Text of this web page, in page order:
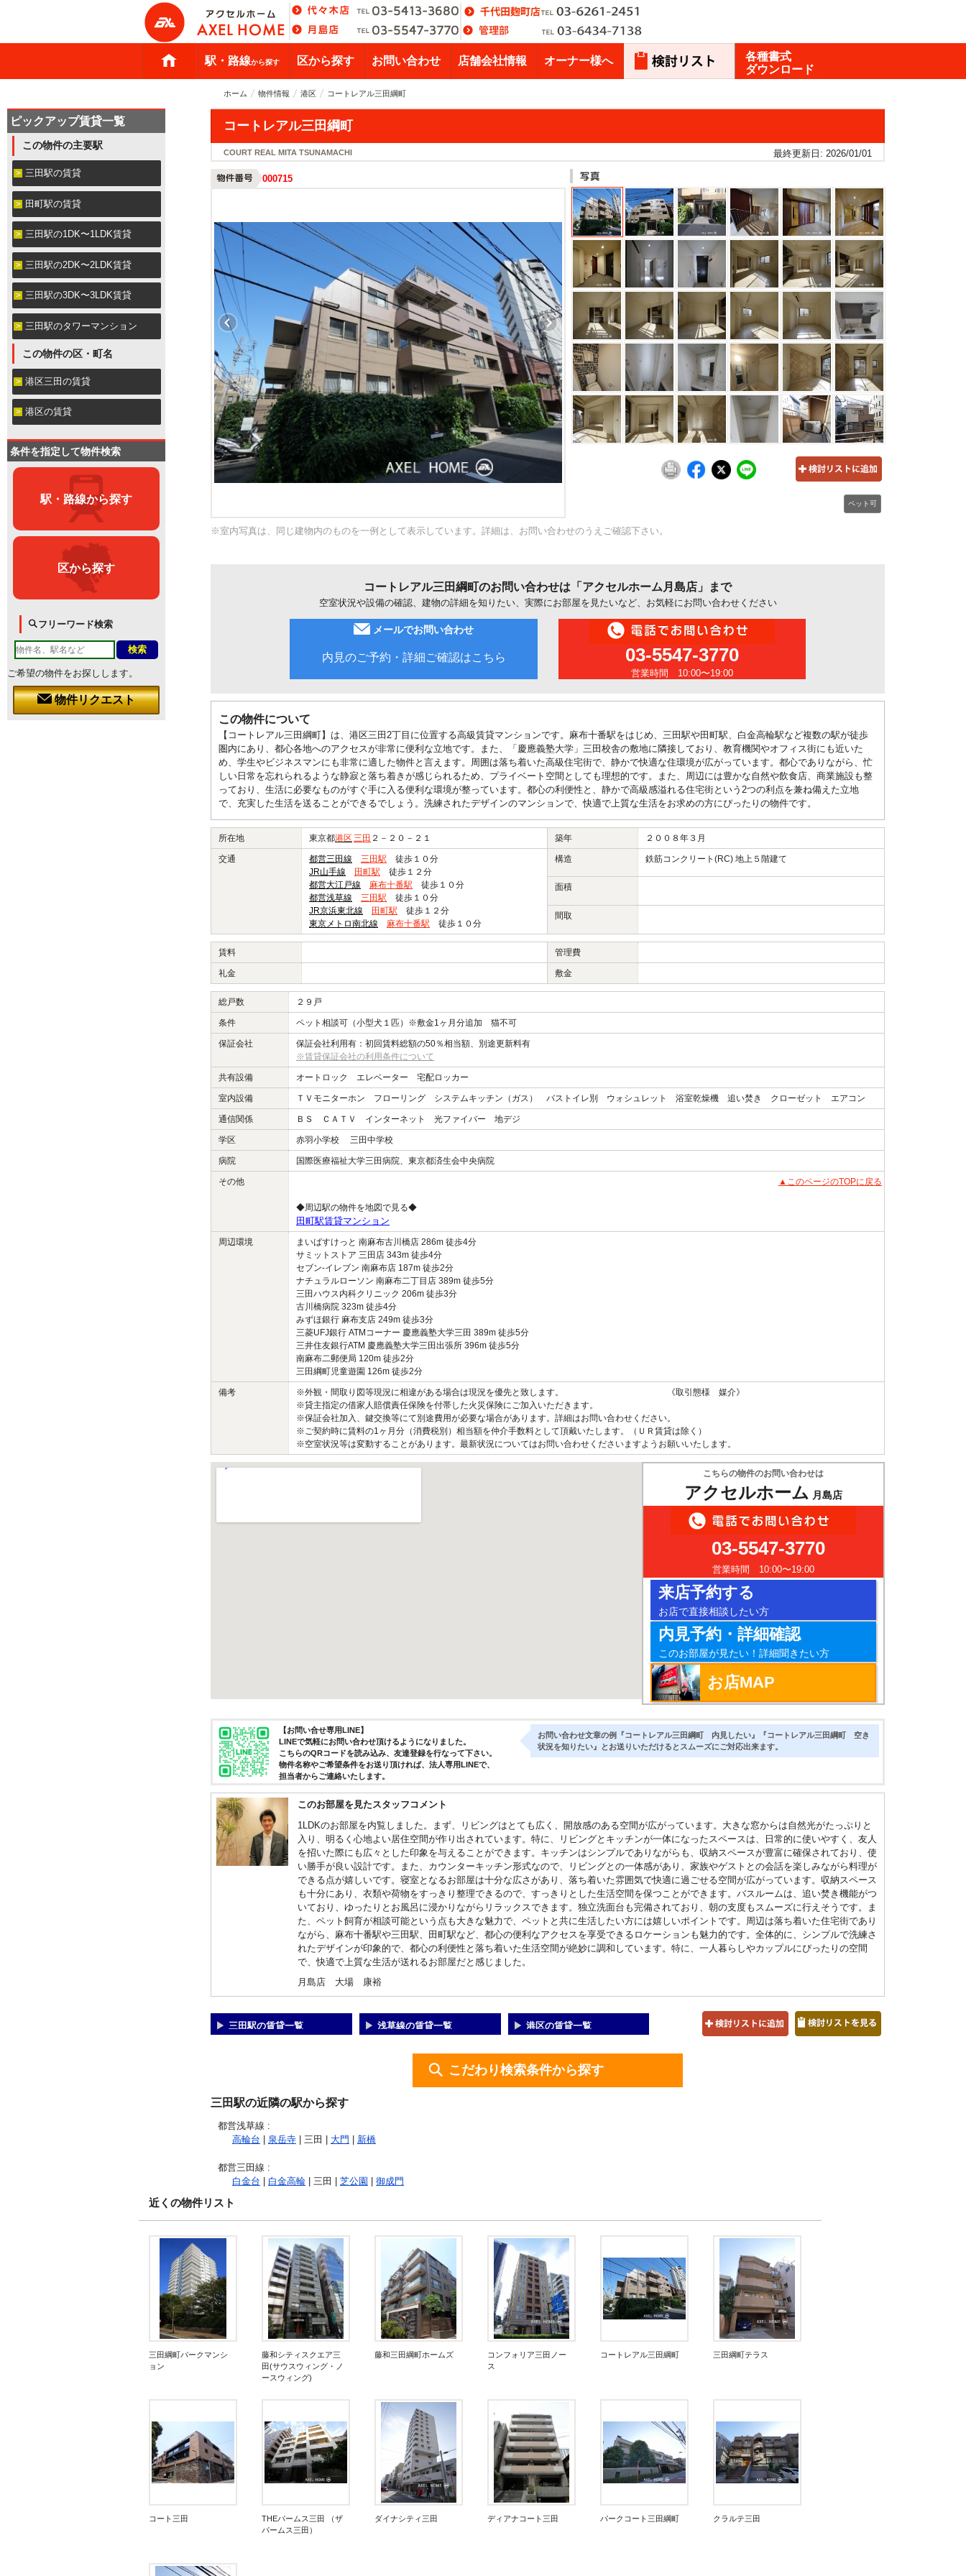
駅・路線から探す 区から探す お問い合わせ 店舗会社情報 オーナー様へ
各種書式
ダウンロード
ホーム 物件情報 港区 コートレアル三田綱町
コートレアル三田綱町
COURT REAL MITA TSUNAMACHI 最終更新日: 2026/01/01
000715
ペット可
※室内写真は、同じ建物内のものを一例として表示しています。詳細は、お問い合わせのうえご確認下さい。
コートレアル三田綱町のお問い合わせは「アクセルホーム月島店」まで
空室状況や設備の確認、建物の詳細を知りたい、実際にお部屋を見たいなど、お気軽にお問い合わせください
メールでお問い合わせ
内見のご予約・詳細ご確認はこちら 03-5547-3770
営業時間 10:00〜19:00
この物件について
【コートレアル三田綱町】は、港区三田2丁目に位置する高級賃貸マンションです。麻布十番駅をはじめ、三田駅や田町駅、白金高輪駅など複数の駅が徒歩
圏内にあり、都心各地へのアクセスが非常に便利な立地です。また、「慶應義塾大学」三田校舎の敷地に隣接しており、教育機関やオフィス街にも近いた
め、学生やビジネスマンにも非常に適した物件と言えます。周囲は落ち着いた高級住宅街で、静かで快適な住環境が広がっています。都心でありながら、忙
しい日常を忘れられるような静寂と落ち着きが感じられるため、プライベート空間としても理想的です。また、周辺には豊かな自然や飲食店、商業施設も整
っており、生活に必要なものがすぐ手に入る便利な環境が整っています。都心の利便性と、静かで高級感溢れる住宅街という2つの利点を兼ね備えた立地
で、充実した生活を送ることができるでしょう。洗練されたデザインのマンションで、快適で上質な生活をお求めの方にぴったりの物件です。
所在地 東京都港区 三田 ２－２０－２１ 築年 ２００８年３月
交通 都営三田線 三田駅 徒歩１０分
JR山手線
田町駅 徒歩１２分
都営大江戸線
麻布十番駅 徒歩１０分
都営浅草線
三田駅 徒歩１０分
JR京浜東北線
田町駅 徒歩１２分
東京メトロ南北線
麻布十番駅 徒歩１０分
構造 鉄筋コンクリート(RC) 地上５階建て
面積
間取
賃料 管理費
礼金 敷金
総戸数 ２９戸
条件 ペット相談可（小型犬１匹）※敷金1ヶ月分追加 猫不可
保証会社
保証会社利用有：初回賃料総額の50％相当額、別途更新料有
※賃貸保証会社の利用条件について
共有設備 オートロック エレベーター 宅配ロッカー
室内設備 ＴＶモニターホン フローリング システムキッチン（ガス） バストイレ別 ウォシュレット 浴室乾燥機 追い焚き クローゼット エアコン
通信関係 ＢＳ ＣＡＴＶ インターネット 光ファイバー 地デジ
学区 赤羽小学校 三田中学校
病院 国際医療福祉大学三田病院、東京都済生会中央病院
その他 ▲このページのTOPに戻る
◆周辺駅の物件を地図で見る◆
田町駅賃貸マンション
周辺環境
まいばすけっと 南麻布古川橋店 286m 徒歩4分
サミットストア 三田店 343m 徒歩4分
セブン-イレブン 南麻布店 187m 徒歩2分
ナチュラルローソン 南麻布二丁目店 389m 徒歩5分
三田ハウス内科クリニック 206m 徒歩3分
古川橋病院 323m 徒歩4分
みずほ銀行 麻布支店 249m 徒歩3分
三菱UFJ銀行 ATMコーナー 慶應義塾大学三田 389m 徒歩5分
三井住友銀行ATM 慶應義塾大学三田出張所 396m 徒歩5分
南麻布二郵便局 120m 徒歩2分
三田綱町児童遊園 126m 徒歩2分
備考
※外観・間取り図等現況に相違がある場合は現況を優先と致します。 《取引態様 媒介》
※貸主指定の借家人賠償責任保険を付帯した火災保険にご加入いただきます。
※保証会社加入、鍵交換等にて別途費用が必要な場合があります。詳細はお問い合わせください。
※ご契約時に賃料の1ヶ月分（消費税別）相当額を仲介手数料として頂戴いたします。（ＵＲ賃貸は除く）
※空室状況等は変動することがあります。最新状況についてはお問い合わせくださいますようお願いいたします。
こちらの物件のお問い合わせは
アクセルホーム 月島店
03-5547-3770
営業時間 10:00〜19:00
来店予約する
お店で直接相談したい方
内見予約・詳細確認
このお部屋が見たい！詳細聞きたい方
お店MAP
【お問い合せ専用LINE】
LINEで気軽にお問い合わせ頂けるようになりました。
こちらのQRコードを読み込み、友達登録を行なって下さい。
物件名称やご希望条件をお送り頂ければ、法人専用LINEで、
担当者からご連絡いたします。
お問い合わせ文章の例『コートレアル三田綱町 内見したい』『コートレアル三田綱町 空き
状況を知りたい』とお送りいただけるとスムーズにご対応出来ます。
このお部屋を見たスタッフコメント
1LDKのお部屋を内覧しました。まず、リビングはとても広く、開放感のある空間が広がっています。大きな窓からは自然光がたっぷりと
入り、明るく心地よい居住空間が作り出されています。特に、リビングとキッチンが一体になったスペースは、日常的に使いやすく、友人
を招いた際にも広々とした印象を与えることができます。キッチンはシンプルでありながらも、収納スペースが豊富に確保されており、使
い勝手が良い設計です。また、カウンターキッチン形式なので、リビングとの一体感があり、家族やゲストとの会話を楽しみながら料理が
できる点が嬉しいです。寝室となるお部屋は十分な広さがあり、落ち着いた雰囲気で快適に過ごせる空間が広がっています。収納スペース
も十分にあり、衣類や荷物をすっきり整理できるので、すっきりとした生活空間を保つことができます。バスルームは、追い焚き機能がつ
いており、ゆったりとお風呂に浸かりながらリラックスできます。独立洗面台も完備されており、朝の支度もスムーズに行えそうです。ま
た、ペット飼育が相談可能という点も大きな魅力で、ペットと共に生活したい方には嬉しいポイントです。周辺は落ち着いた住宅街であり
ながら、麻布十番駅や三田駅、田町駅など、都心の便利なアクセスを享受できるロケーションも魅力的です。全体的に、シンプルで洗練さ
れたデザインが印象的で、都心の利便性と落ち着いた生活空間が絶妙に調和しています。特に、一人暮らしやカップルにぴったりの空間
で、快適で上質な生活が送れるお部屋だと感じました。
月島店 大場 康裕
三田駅の賃貸一覧 浅草線の賃貸一覧 港区の賃貸一覧
こだわり検索条件から探す
三田駅の近隣の駅から探す
都営浅草線 :
高輪台
泉岳寺 | 三田 | 大門 新橋
都営三田線 :
白金台
白金高輪 | 三田 | 芝公園 御成門
近くの物件リスト
三田綱町パークマンシ
ョン
藤和シティスクエア三
田(サウスウィング・ノ
ースウィング)
藤和三田綱町ホームズ
コンフォリア三田ノー
ス
コートレアル三田綱町 三田綱町テラス
コート三田
THEパームス三田 （ザ
パームス三田）
ダイナシティ三田 ディアナコート三田 パークコート三田綱町 クラルテ三田
ピックアップ賃貸一覧
この物件の主要駅
三田駅の賃貸
田町駅の賃貸
三田駅の1DK〜1LDK賃貸
三田駅の2DK〜2LDK賃貸
三田駅の3DK〜3LDK賃貸
三田駅のタワーマンション
この物件の区・町名
港区三田の賃貸
港区の賃貸
条件を指定して物件検索
駅・路線から探す
区から探す
フリーワード検索
ご希望の物件をお探しします。
物件リクエスト